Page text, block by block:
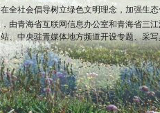
全社会倡导树立绿色文明理念，加强生
青海省互联网信息办公室和青海省三
、中央驻青媒体地方频道开设专题、采